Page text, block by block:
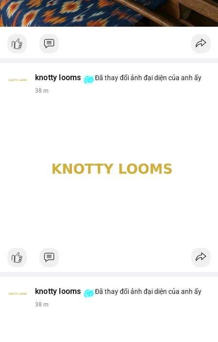
knotty looms Đã thay đổi ảnh đại diện của anh ấy
38 m
knotty looms Đã thay đổi ảnh đại diện của anh ấy
38 m